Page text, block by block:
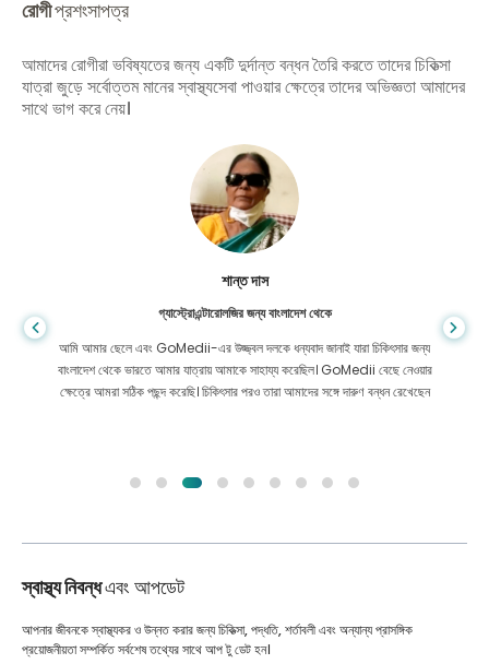
রোগীপ্রশংসাপত্র
আমাদের রোগীরা ভবিষ্যতের জন্য একটি দুর্দান্ত বন্ধন তৈরি করতে তাদের চিকিত্সা
যাত্রা জুড়ে সর্বোত্তম মানের স্বাস্থ্যসেবা পাওয়ার ক্ষেত্রে তাদের অভিজ্ঞতা আমাদের
সাথে ভাগ করে নেয়।
শান্ত দাস
গ্যাস্ট্রোএন্টারোলজির জন্য বাংলাদেশ থেকে
আমি আমার ছেলে এবং GoMedii-এর উজ্জ্বল দলকে ধন্যবাদ জানাই যারা চিকিৎসার জন্য
বাংলাদেশ থেকে ভারতে আমার যাত্রায় আমাকে সাহায্য করেছিল। GoMedii বেছে নেওয়ার
ক্ষেত্রে আমরা সঠিক পছন্দ করেছি। চিকিৎসার পরও তারা আমাদের সঙ্গে দারুণ বন্ধন রেখেছেন
স্বাস্থ্য নিবন্ধএবং আপডেট
আপনার জীবনকে স্বাস্থ্যকর ও উন্নত করার জন্য চিকিত্সা, পদ্ধতি, শর্তাবলী এবং অন্যান্য প্রাসঙ্গিক
প্রয়োজনীয়তা সম্পর্কিত সর্বশেষ তথ্যের সাথে আপ টু ডেট হন।